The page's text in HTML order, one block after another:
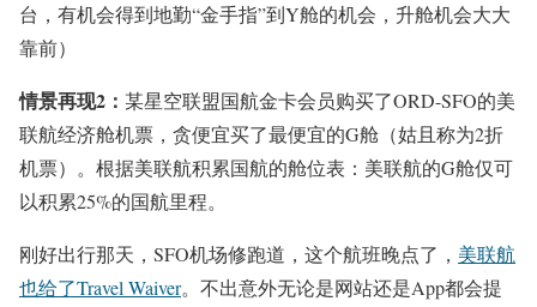
台，有机会得到地勤“金手指”到Y舱的机会，升舱机会大大
靠前）
情景再现2： 某星空联盟国航金卡会员购买了ORD-SFO的美
联航经济舱机票，贪便宜买了最便宜的G舱（姑且称为2折
机票）。根据美联航积累国航的舱位表：美联航的G舱仅可
以积累25%的国航里程。
刚好出行那天，SFO机场修跑道，这个航班晚点了， 美联航
也给了Travel Waiver。不出意外无论是网站还是App都会提